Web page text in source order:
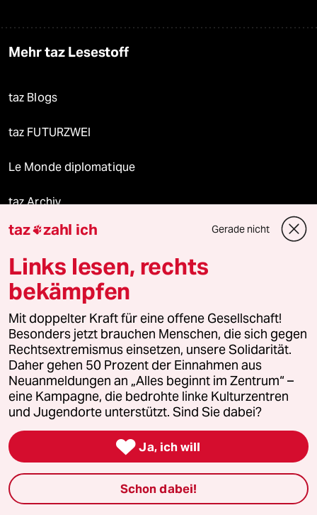
Mehr taz Lesestoff
taz Blogs
taz FUTURZWEI
Le Monde diplomatique
taz Archiv
Mehr taz Angebote
Reisen
Kantine
Shop
Anzeigen
Fragen & Hilfe
taz zahl ich Gerade nicht
Links lesen, rechts
bekämpfen
Mit doppelter Kraft für eine offene Gesellschaft!
Besonders jetzt brauchen Menschen, die sich gegen
Rechtsextremismus einsetzen, unsere Solidarität.
Daher gehen 50 Prozent der Einnahmen aus
Neuanmeldungen an „Alles beginnt im Zentrum“ –
eine Kampagne, die bedrohte linke Kulturzentren
und Jugendorte unterstützt. Sind Sie dabei?
 Ja, ich will
Schon dabei!